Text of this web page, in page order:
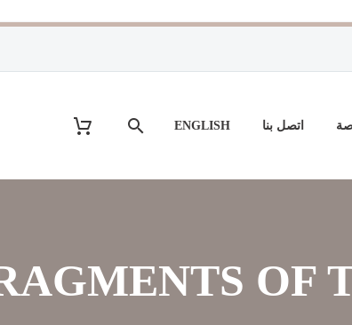
اتصل بنا ENGLISH
OF